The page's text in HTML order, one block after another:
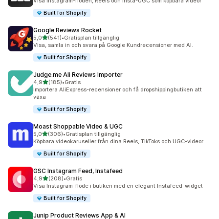
Built for Shopify
Google Reviews Rocket
5,0av 5 stjärnor
(541)
541 recensioner totalt
•Gratisplan tillgänglig
Visa, samla in och svara på Google Kundrecensioner med AI.
Built for Shopify
Judge.me Ali Reviews Importer
4,9av 5 stjärnor
(185)
185 recensioner totalt
•Gratis
Importera AliExpress-recensioner och få dropshippingbutiken att
växa
Built for Shopify
Moast Shoppable Video & UGC
5,0av 5 stjärnor
(306)
306 recensioner totalt
•Gratisplan tillgänglig
Köpbara videokaruseller från dina Reels, TikToks och UGC-videor
Built for Shopify
GSC Instagram Feed, Instafeed
4,9av 5 stjärnor
(208)
208 recensioner totalt
•Gratis
Visa Instagram-flöde i butiken med en elegant Instafeed-widget
Built for Shopify
Junip Product Reviews App & AI